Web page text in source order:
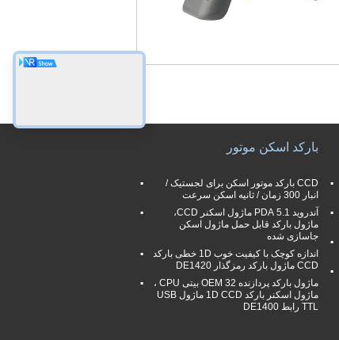
بارکد اسکن موتور
CCD بارکد موتور اسکن برای لجستیک /
انبار 300 زمان / ثانیه اسکن سرعت
آندروید 5.1 PDA ماژول اسکنر CCD،
ماژول بارکد قابل حمل ماژول اسکن
جاسازی شده
اندازه کوچک با کیفیت خوب 1D خطی بارکد
CCD ماژول بارکد رمزگذار DE1420
ماژول بارکد پردازنده OEM 32 بیتی CPU ،
ماژول اسکنر بارکد 1D CCD ماژول USB
TTL رابط DE1400